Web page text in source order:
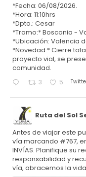
*Fecha: 06/08/2026.
*Hora: 11:10hrs
*Dpto.: Cesar
*Tramo:* Bosconia -
*Ubicación: Valencia
*Novedad:* Cierre
proyecto vial, se
comunidad.
3 5
Ruta del Sol
Antes de viajar este
vía marcando #767,
INVÍAS. Planifique su
responsabilidad y
vía, abracemos la